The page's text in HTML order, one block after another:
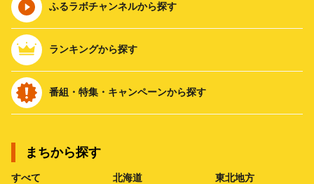
ふるラボチャンネルから探す
ランキングから探す
番組・特集・キャンペーンから探す
まちから探す
すべて 北海道 東北地方